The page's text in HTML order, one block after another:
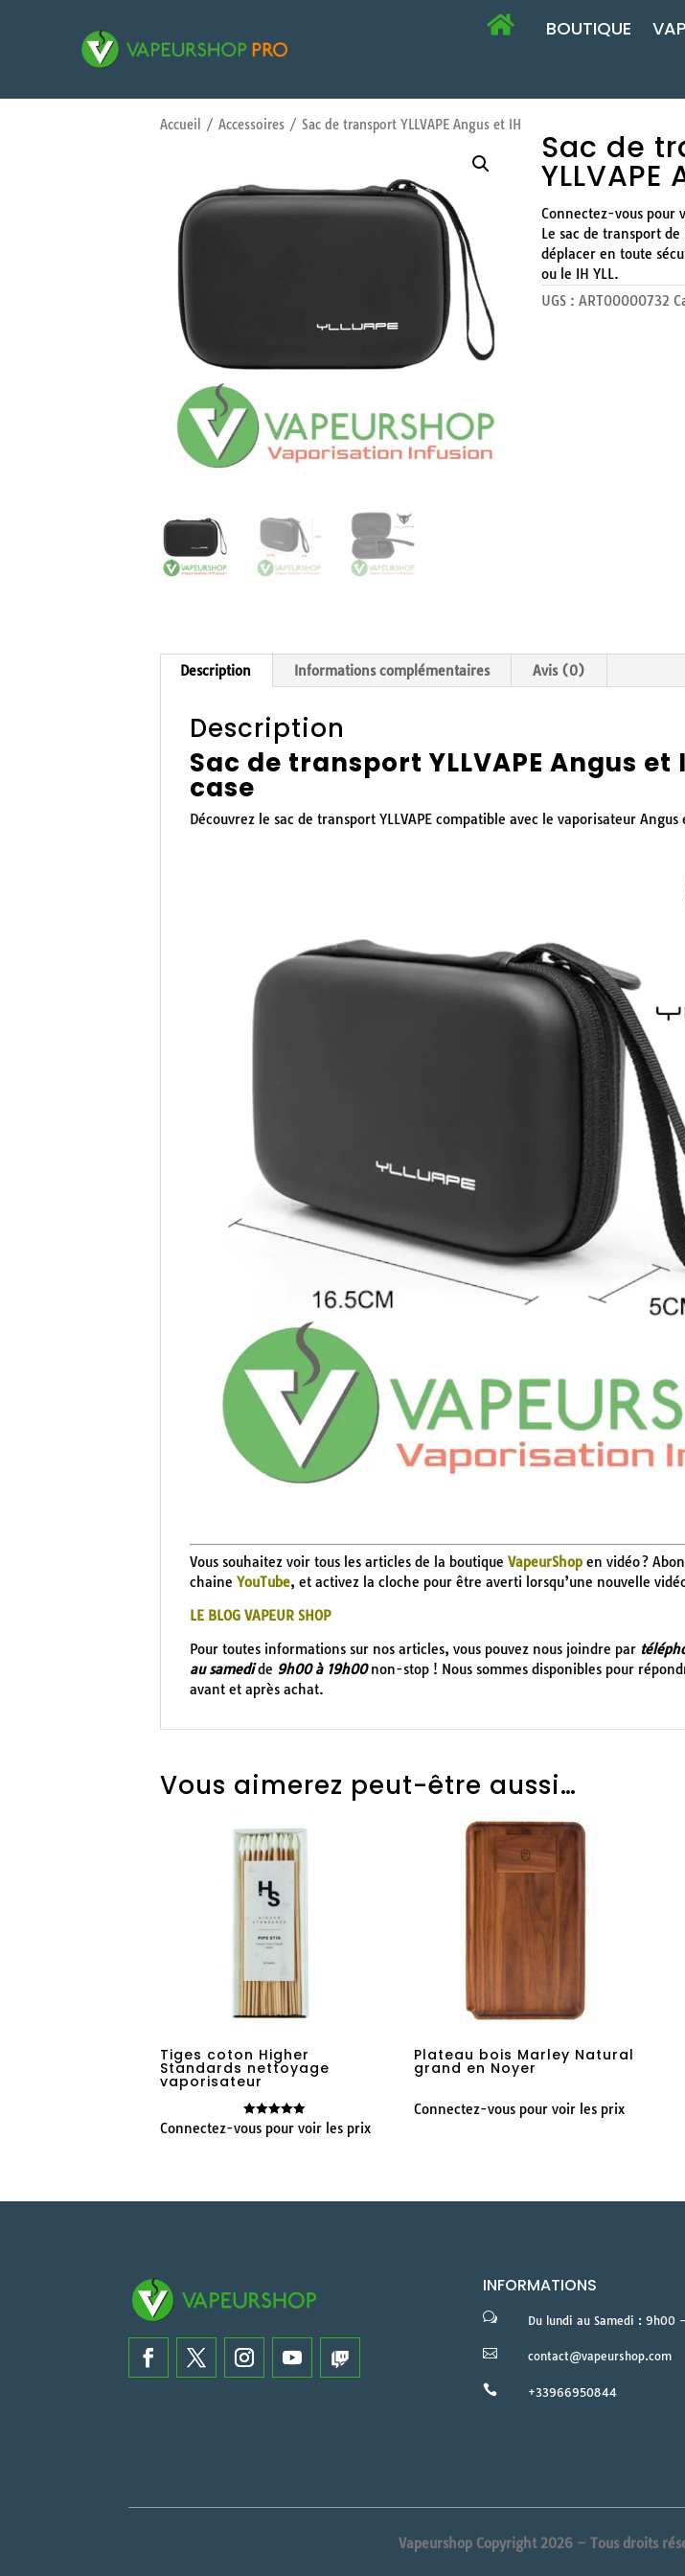
BOUTIQUE
Accueil / Accessoires/ Sac de transport YLLVAPE Angus et IH
Sac de
Connectez-vous pour
Le sac de transport de
déplacer en toute
ou le IH YLL.
UGS :ART00000732
Description Informations complémentaires Avis (0)
Description
Sac de transport YLLVAPE Angus et
case
Découvrez le sac de transport YLLVAPE compatible avec le vaporisateur Angus
Vous souhaitez voir tous les articles de la boutique VapeurShopen vidéo ?
chaine YouTube, et activez la cloche pour être averti lorsqu’une nouvelle
LE BLOG VAPEUR SHOP
Pour toutes informations sur nos articles, vous pouvez nous joindre par
au samedide 9h00 à 19h00non-stop ! Nous sommes disponibles pour
avant et après achat.
Vous aimerez peut-être aussi…
Tiges coton Higher
Standards nettoyage
vaporisateur
Note
5.00
Connectez-vous pour voir les prix
Plateau bois Marley Natural
grand en Noyer
Connectez-vous pour voir les prix
INFORMATIONS
w Du lundi au Samedi : 9h00
 contact@vapeurshop.com
 +33966950844
Vapeurshop Copyright 2026 – Tous droits